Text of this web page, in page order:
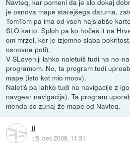
je osnova mape starejšega datuma,
TomTom pa ima od vseh najslabše
SLO karto. Sploh pa ko hočeš it na
om mrzel, ker je izjemno slaba
osnovne poti).
V SLoveniji lahko naletuiš tudi na no-
programom. No, ta program tudi
mape (isto kot mio moov).
Naletiš pa lahko tudi na navigacije z
navgear navigacija). Ta program
menda so zunaj že mape od Navteq.
il
::5. dec 2008, 11:31